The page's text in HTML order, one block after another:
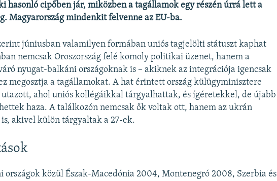
hasonló cipőben jár, miközben a tagállamok egy részén úrrá lett a
Magyarország mindenkit felvenne az EU-ba.
júniusban valamilyen formában uniós tagjelölti státuszt kaphat
nemcsak Oroszország felé komoly politikai üzenet, hanem a
nyugat-balkáni országoknak is – akiknek az integrációja igencsak
megosztja a tagállamokat. A hat érintett ország külügyminisztere
utazott, ahol uniós kollégáikkal tárgyalhattak, és ígéretekkel, de újabb
haza. A találkozón nemcsak ők voltak ott, hanem az ukrán
akivel külön tárgyaltak a 27-ek.
országok közül Észak-Macedónia 2004, Montenegró 2008, Szerbia és